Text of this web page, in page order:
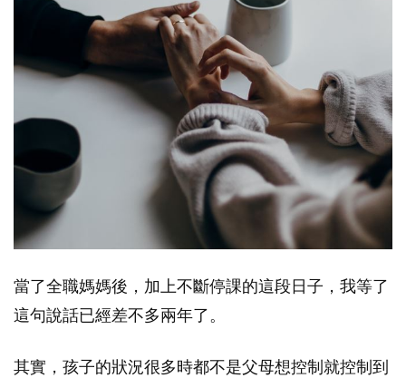
當了全職媽媽後，加上不斷停課的這段日子，我等了
這句說話已經差不多兩年了。
其實，孩子的狀況很多時都不是父母想控制就控制到